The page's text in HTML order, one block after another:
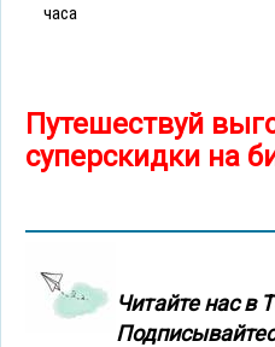
часа
Путешествуй
суперскидки на
Читайте нас в